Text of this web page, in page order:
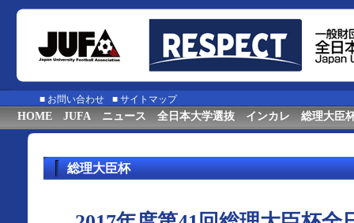
■ お問い合わせ ■ サイトマップ
HOME JUFA ニュース 全日本大学選抜 インカレ 総理大臣
総理大臣杯